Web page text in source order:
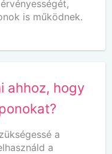
is működnek.
ahhoz, hogy
a
a